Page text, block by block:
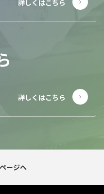
ージへ